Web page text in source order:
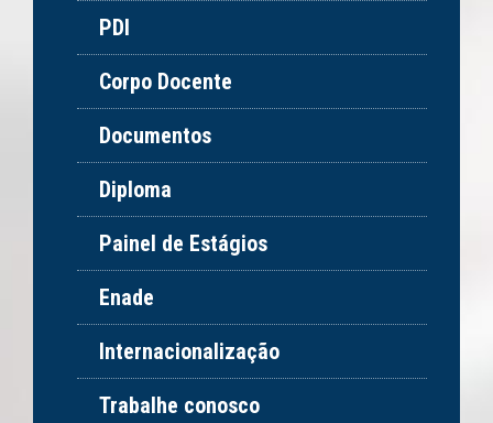
PDI
Corpo Docente
Documentos
Diploma
Painel de Estágios
Enade
Internacionalização
Trabalhe conosco